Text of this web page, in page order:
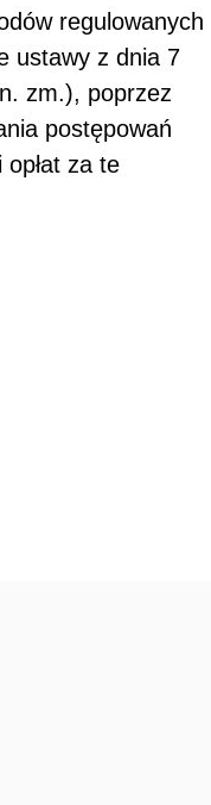
regulowanych
ustawy z dnia 7
zm.), poprzez
postępowań
za te